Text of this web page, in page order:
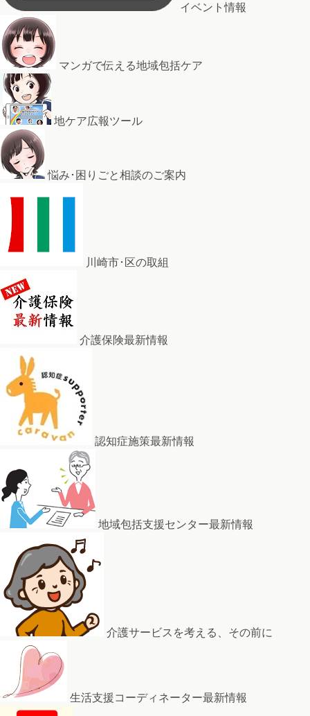
イベント情報
マンガで伝える地域包括ケア
地ケア広報ツール
悩み･困りごと相談のご案内
川崎市･区の取組
介護保険最新情報
認知症施策最新情報
地域包括支援センター最新情報
介護サービスを考える、その前に
生活支援コーディネーター最新情報